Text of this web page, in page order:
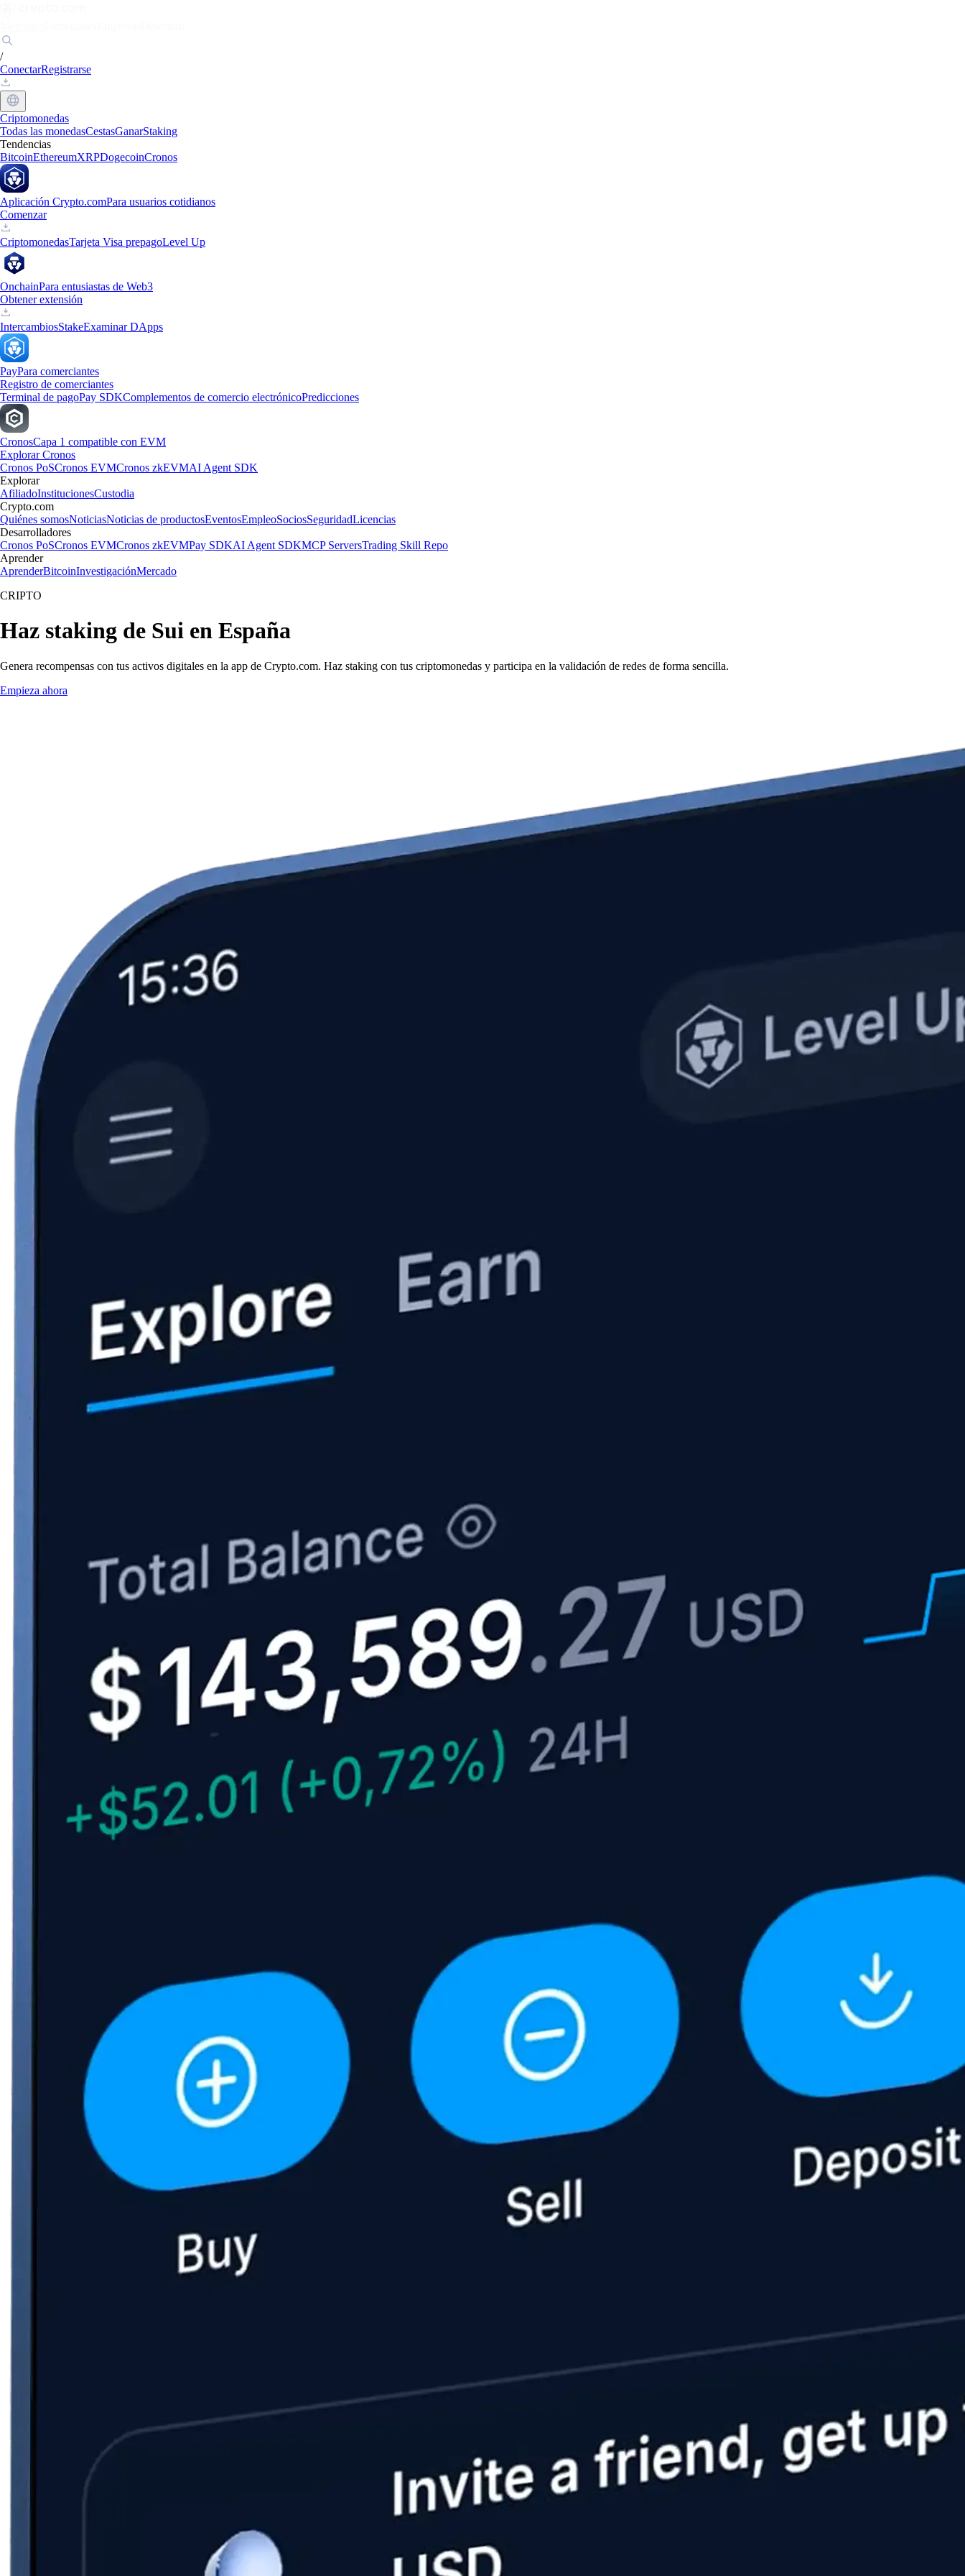
/
ConectarRegistrarse
Criptomonedas
Todas las monedasCestasGanarStaking
Tendencias
BitcoinEthereumXRPDogecoinCronos
Aplicación Crypto.comPara usuarios cotidianos
Comenzar
CriptomonedasTarjeta Visa prepagoLevel Up
OnchainPara entusiastas de Web3
Obtener extensión
IntercambiosStakeExaminar DApps
PayPara comerciantes
Registro de comerciantes
Terminal de pagoPay SDKComplementos de comercio electrónicoPredicciones
CronosCapa 1 compatible con EVM
Explorar Cronos
Cronos PoSCronos EVMCronos zkEVMAI Agent SDK
Explorar
AfiliadoInstitucionesCustodia
Crypto.com
Quiénes somosNoticiasNoticias de productosEventosEmpleoSociosSeguridadLicencias
Desarrolladores
Cronos PoSCronos EVMCronos zkEVMPay SDKAI Agent SDKMCP ServersTrading Skill Repo
Aprender
AprenderBitcoinInvestigaciónMercado
CRIPTO
Haz staking de Sui en España
Genera recompensas con tus activos digitales en la app de Crypto.com. Haz staking con tus criptomonedas y participa en la validación de redes de forma sencilla.
Empieza ahora